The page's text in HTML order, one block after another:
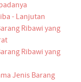
- Lanjutan
Ribawi yang
Ribawi yang
Jenis Barang